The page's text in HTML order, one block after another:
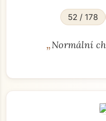
52 / 178
„Normální